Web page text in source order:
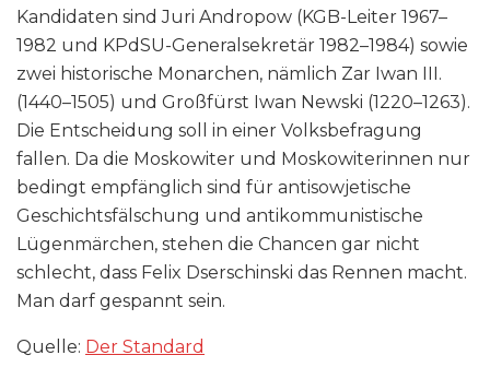
Kandidaten sind Juri Andropow (KGB-Leiter 1967–
1982 und KPdSU-Generalsekretär 1982–1984) sowie
zwei historische Monarchen, nämlich Zar Iwan III.
(1440–1505) und Großfürst Iwan Newski (1220–1263).
Die Entscheidung soll in einer Volksbefragung
fallen. Da die Moskowiter und Moskowiterinnen nur
bedingt empfänglich sind für antisowjetische
Geschichtsfälschung und antikommunistische
Lügenmärchen, stehen die Chancen gar nicht
schlecht, dass Felix Dserschinski das Rennen macht.
Man darf gespannt sein.
Quelle: Der Standard